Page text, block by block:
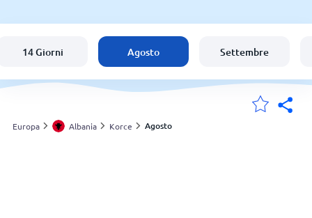
Italia
Svizzera
14 Giorni Agosto Settembre
Europa Albania Korce Agosto